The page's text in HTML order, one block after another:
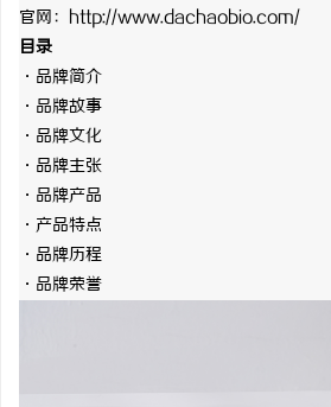
官网： http://www.dachaobio.com/
目录
·品牌简介
·品牌故事
·品牌文化
·品牌主张
·品牌产品
·产品特点
·品牌历程
·品牌荣誉
770FE20耐磨改性颗粒：提升耐磨性能的革
命性材料